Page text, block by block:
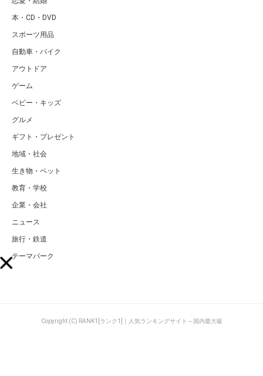
本・CD・DVD
スポーツ用品
自動車・バイク
アウトドア
ゲーム
ベビー・キッズ
グルメ
ギフト・プレゼント
地域・社会
生き物・ペット
教育・学校
企業・会社
ニュース
旅行・鉄道
テーマパーク
Copyright (C) RANK1[ランク1]｜人気ランキングサイト～国内最大級